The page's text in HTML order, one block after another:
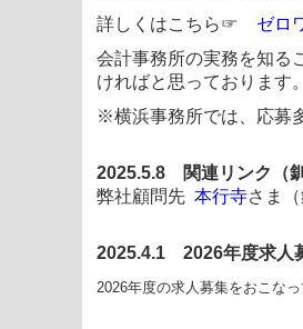
詳しくはこちら☞ ゼロ
会計事務所の実務を知る
ければと思っております。
※横浜事務所では、応募
2025.5.8 関連リンク（釧
弊社顧問先 本行寺さま
2025.4.1 2026年度求人
2026年度の求人募集をおこなっ